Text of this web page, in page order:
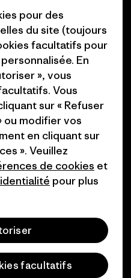
et media
program
d’affiliation
Suisse Plan du site
pour des
du site (toujours
facultatifs pour
En
», vous
Vous
sur « Refuser
ou modifier vos
en cliquant sur
». Veuillez
de cookies et
pour plus
facultatifs